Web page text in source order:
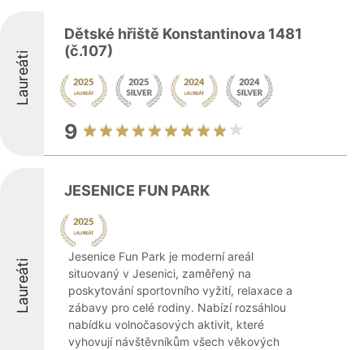
Laureáti
Dětské hřiště Konstantinova 1481
(č.107)
9
Laureáti
JESENICE FUN PARK
Jesenice Fun Park je moderní areál
situovaný v Jesenici, zaměřený na
poskytování sportovního vyžití, relaxace a
zábavy pro celé rodiny. Nabízí rozsáhlou
nabídku volnočasových aktivit, které
vyhovují návštěvníkům všech věkových